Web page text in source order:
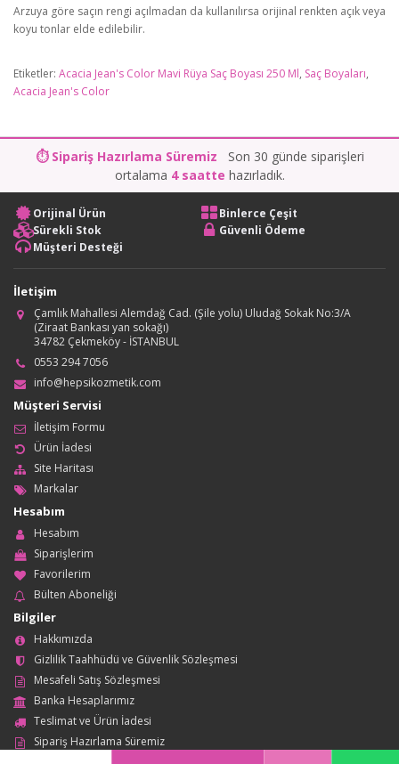
Arzuya göre saçın rengi açılmadan da kullanılırsa orijinal renkten açık veya
koyu tonlar elde edilebilir.
Etiketler: Acacia Jean's Color Mavi Rüya Saç Boyası 250 Ml, Saç Boyaları,
Acacia Jean's Color
⏱ Sipariş Hazırlama Süremiz Son 30 günde siparişleri
ortalama 4 saatte hazırladık.
Orijinal Ürün
Binlerce Çeşit
Sürekli Stok
Güvenli Ödeme
Müşteri Desteği
İletişim
Çamlık Mahallesi Alemdağ Cad. (Şile yolu) Uludağ Sokak No:3/A
(Ziraat Bankası yan sokağı)
34782 Çekmeköy - İSTANBUL
0553 294 7056
info@hepsikozmetik.com
Müşteri Servisi
İletişim Formu
Ürün İadesi
Site Haritası
Markalar
Hesabım
Hesabım
Siparişlerim
Favorilerim
Bülten Aboneliği
Bilgiler
Hakkımızda
Gizlilik Taahhüdü ve Güvenlik Sözleşmesi
Mesafeli Satış Sözleşmesi
Banka Hesaplarımız
Teslimat ve Ürün İadesi
Sipariş Hazırlama Süremiz